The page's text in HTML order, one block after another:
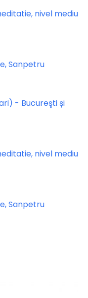
nivel mediu
Sanpetru
- Bucureşti și
nivel mediu
Sanpetru